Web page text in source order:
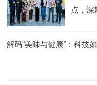
点，深
解码“美味与健康”：科技